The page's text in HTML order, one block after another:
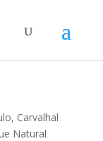
, Carvalhal
Natural